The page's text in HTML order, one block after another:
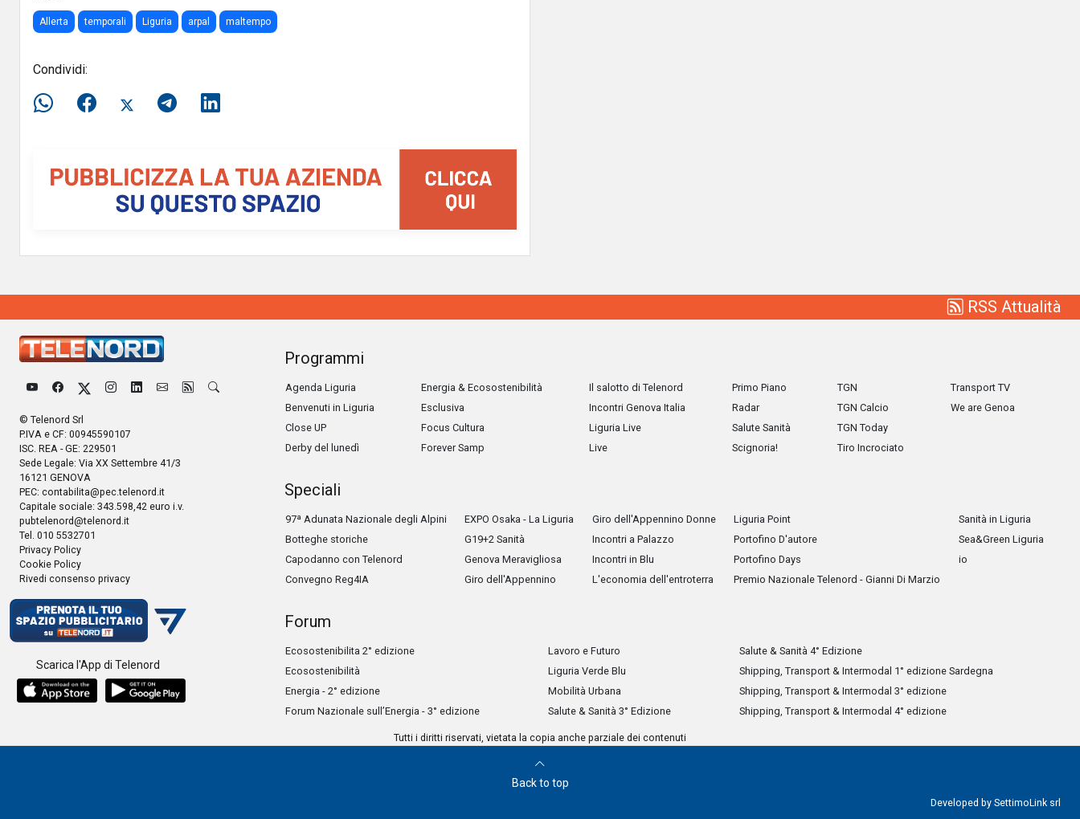
Allerta temporali Liguria arpal maltempo
Condividi:
RSS Attualità
© Telenord Srl
P.IVA e CF: 00945590107
ISC. REA - GE: 229501
Sede Legale: Via XX Settembre 41/3
16121 GENOVA
PEC: contabilita@pec.telenord.it
Capitale sociale: 343.598,42 euro i.v.
pubtelenord@telenord.it
Tel. 010 5532701
Privacy Policy
Cookie Policy
Rivedi consenso privacy
Scarica l'App di Telenord
Programmi
Agenda Liguria
Benvenuti in Liguria
Close UP
Derby del lunedì
Energia & Ecosostenibilità
Esclusiva
Focus Cultura
Forever Samp
Il salotto di Telenord
Incontri Genova Italia
Liguria Live
Live
Primo Piano
Radar
Salute Sanità
Scignoria!
TGN
TGN Calcio
TGN Today
Tiro Incrociato
Transport TV
We are Genoa
Speciali
97ª Adunata Nazionale degli Alpini
Botteghe storiche
Capodanno con Telenord
Convegno Reg4IA
EXPO Osaka - La Liguria
G19+2 Sanità
Genova Meravigliosa
Giro dell'Appennino
Giro dell'Appennino Donne
Incontri a Palazzo
Incontri in Blu
L'economia dell'entroterra
Liguria Point
Portofino D'autore
Portofino Days
Premio Nazionale Telenord - Gianni Di Marzio
Sanità in Liguria
Sea&Green Liguria
io
Forum
Ecosostenibilita 2° edizione
Ecosostenibilità
Energia - 2° edizione
Forum Nazionale sull’Energia - 3° edizione
Lavoro e Futuro
Liguria Verde Blu
Mobilità Urbana
Salute & Sanità 3° Edizione
Salute & Sanità 4° Edizione
Shipping, Transport & Intermodal 1° edizione Sardegna
Shipping, Transport & Intermodal 3° edizione
Shipping, Transport & Intermodal 4° edizione
Tutti i diritti riservati, vietata la copia anche parziale dei contenuti
Back to top
Developed by SettimoLink srl